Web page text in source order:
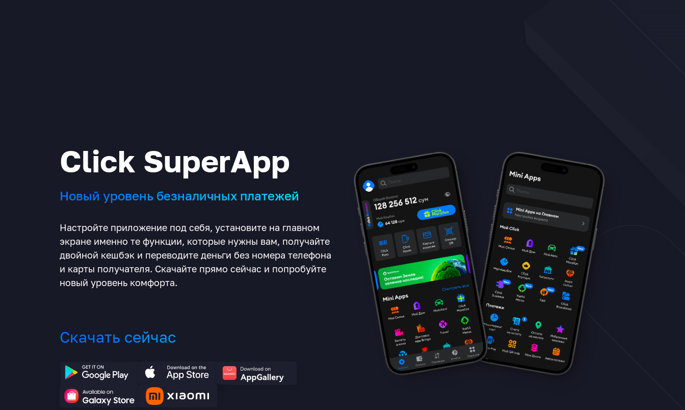
Click SuperApp
Новый уровень безналичных платежей
Настройте приложение под себя, установите на главном
экране именно те функции, которые нужны вам, получайте
двойной кешбэк и переводите деньги без номера телефона
и карты получателя. Скачайте прямо сейчас и попробуйте
новый уровень комфорта.
Скачать сейчас